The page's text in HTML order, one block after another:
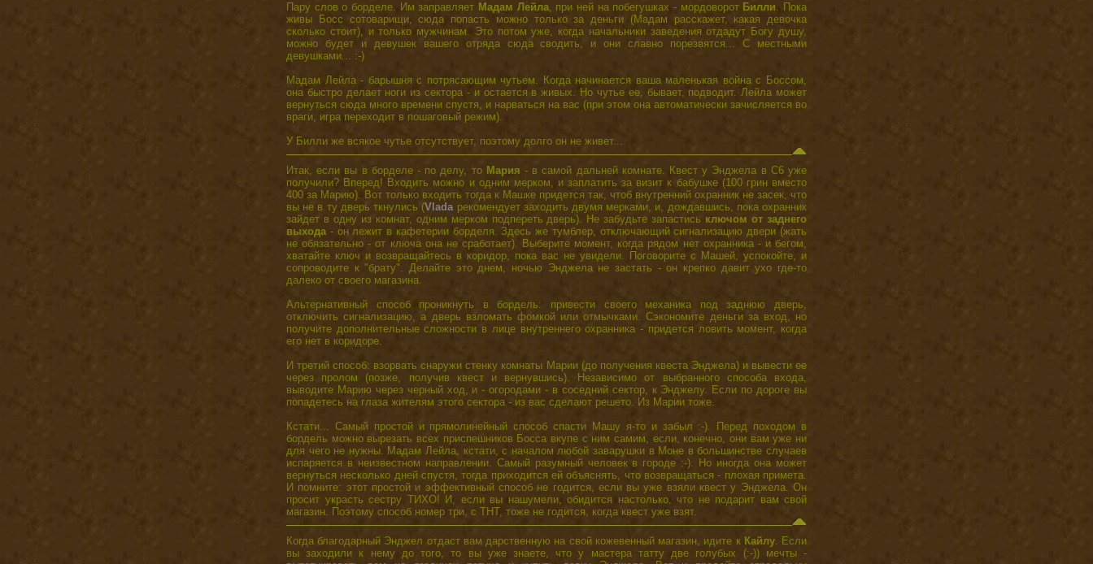
Пару слов о борделе. Им заправляет Мадам Лейла, при ней на побегушках - мордоворот Билли. Пока
живы Босс сотоварищи, сюда попасть можно только за деньги (Мадам расскажет, какая девочка
сколько стоит), и только мужчинам. Это потом уже, когда начальники заведения отдадут Богу душу,
можно будет и девушек вашего отряда сюда сводить, и они славно порезвятся... С местными
девушками... :-)
Мадам Лейла - барышня с потрясающим чутьем. Когда начинается ваша маленькая война с Боссом,
она быстро делает ноги из сектора - и остается в живых. Но чутье ее, бывает, подводит. Лейла может
вернуться сюда много времени спустя, и нарваться на вас (при этом она автоматически зачисляется во
враги, игра переходит в пошаговый режим).
У Билли же всякое чутье отсутствует, поэтому долго он не живет...
Итак, если вы в борделе - по делу, то Мария - в самой дальней комнате. Квест у Энджела в С6 уже
получили? Вперед! Входить можно и одним мерком, и заплатить за визит к бабушке (100 грин вместо
400 за Марию). Вот только входить тогда к Машке придется так, чтоб внутренний охранник не засек, что
вы не в ту дверь ткнулись (Vladaрекомендует заходить двумя мерками, и, дождавшись, пока охранник
зайдет в одну из комнат, одним мерком подпереть дверь). Не забудьте запастись ключом от заднего
выхода - он лежит в кафетерии борделя. Здесь же тумблер, отключающий сигнализацию двери (жать
не обязательно - от ключа она не сработает). Выберите момент, когда рядом нет охранника - и бегом,
хватайте ключ и возвращайтесь в коридор, пока вас не увидели. Поговорите с Машей, успокойте, и
сопроводите к "брату". Делайте это днем, ночью Энджела не застать - он крепко давит ухо где-то
далеко от своего магазина.
Альтернативный способ проникнуть в бордель: привести своего механика под заднюю дверь,
отключить сигнализацию, а дверь взломать фомкой или отмычками. Сэкономите деньги за вход, но
получите дополнительные сложности в лице внутреннего охранника - придется ловить момент, когда
его нет в коридоре.
И третий способ: взорвать снаружи стенку комнаты Марии (до получения квеста Энджела) и вывести ее
через пролом (позже, получив квест и вернувшись). Независимо от выбранного способа входа,
выводите Марию через черный ход, и - огородами - в соседний сектор, к Энджелу. Если по дороге вы
попадетесь на глаза жителям этого сектора - из вас сделают решето. Из Марии тоже.
Кстати... Самый простой и прямолинейный способ спасти Машу я-то и забыл :-). Перед походом в
бордель можно вырезать всех приспешников Босса вкупе с ним самим, если, конечно, они вам уже ни
для чего не нужны. Мадам Лейла, кстати, с началом любой заварушки в Моне в большинстве случаев
испаряется в неизвестном направлении. Самый разумный человек в городе :-). Но иногда она может
вернуться несколько дней спустя, тогда приходится ей объяснять, что возвращаться - плохая примета.
И помните: этот простой и эффективный способ не годится, если вы уже взяли квест у Энджела. Он
просит украсть сестру ТИХО! И, если вы нашумели, обидится настолько, что не подарит вам свой
магазин. Поэтому способ номер три, с ТНТ, тоже не годится, когда квест уже взят.
Когда благодарный Энджел отдаст вам дарственную на свой кожевенный магазин, идите к Кайлу. Если
вы заходили к нему до того, то вы уже знаете, что у мастера татту две голубых (:-)) мечты -